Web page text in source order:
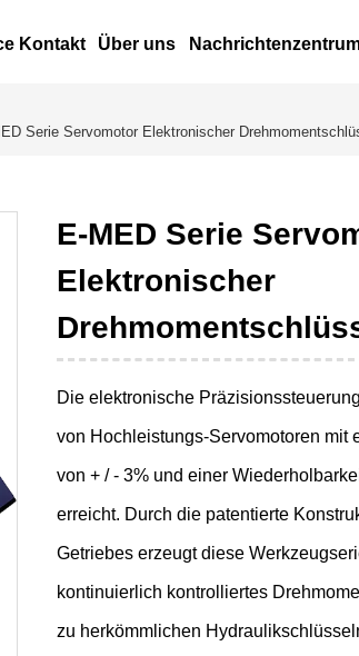
Kontakt Über uns
Serie Servomotor Elektronischer
E-MED Serie
Elektronischer
Die elektronische
von Hochleistungs-Servomotoren mit
von + / - 3% und einer
erreicht. Durch die patentierte
Getriebes erzeugt diese
kontinuierlich kontrolliertes
zu herkömmlichen